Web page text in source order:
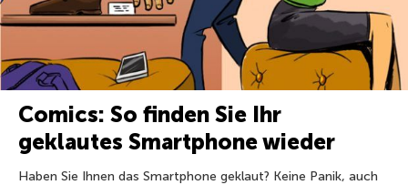
Comics: So finden Sie Ihr
geklautes Smartphone wieder
Haben Sie Ihnen das Smartphone geklaut? Keine Panik, auch